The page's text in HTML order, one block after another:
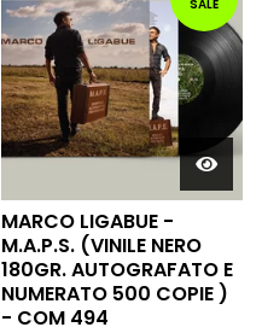
SALE
MARCO LIGABUE -
M.A.P.S. (VINILE NERO
180GR. AUTOGRAFATO E
NUMERATO 500 COPIE )
- COM 494